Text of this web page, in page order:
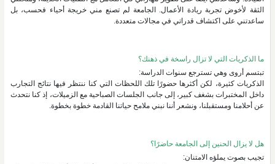
الثقة لأخوض تجربة ريادة الأعمال. الجامعة لم تصنع مني خريجة أحياء فحسب، بل
ساعدتني على اكتشاف قدراتي في مجالات متعددة.
ما الذكريات التي لا تزال راسخة في ذهنك؟
تبتسم أروى وهي تسترجع سنوات الدراسة:
الذكريات كثيرة، لكن أكثرها حضورًا تلك اللحظات التي كنا ننتظر فيها نتائج التجارب
داخل المختبرات بشغف كبير، إلى جانب الجلسات الصباحية مع الزميلات، إذ كنا نتحدث
عن أحلامنا ومستقبلنا، ونشعر أننا نبني ملامح حياتنا القادمة خطوة بخطوة.
هل لا يزال الحنين إلى الجامعة حاضرًا؟
تجيب بصوت يملؤه الامتنان: